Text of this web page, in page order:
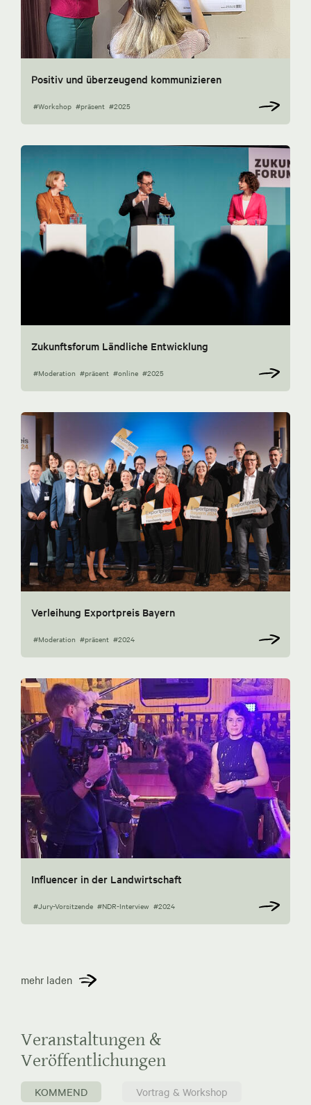
Positiv und überzeugend kommunizieren
#Workshop #präsent #2025
Zukunftsforum Ländliche Entwicklung
#Moderation #präsent #online #2025
Verleihung Exportpreis Bayern
#Moderation #präsent #2024
Influencer in der Landwirtschaft
#Jury-Vorsitzende #NDR-Interview #2024
mehr laden
Veranstaltungen &
Veröffentlichungen
KOMMEND
Vortrag & Workshop